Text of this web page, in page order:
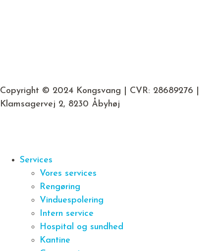
Copyright © 2024 Kongsvang | CVR: 28689276 |
Klamsagervej 2, 8230 Åbyhøj
Services
Vores services
Rengøring
Vinduespolering
Intern service
Hospital og sundhed
Kantine